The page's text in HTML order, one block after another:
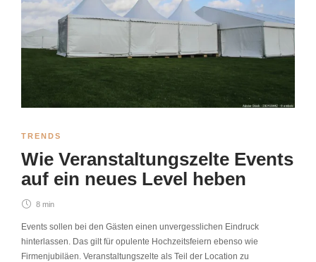
TRENDS
Wie Veranstaltungszelte Events
auf ein neues Level heben
8 min
Events sollen bei den Gästen einen unvergesslichen Eindruck
hinterlassen. Das gilt für opulente Hochzeitsfeiern ebenso wie
Firmenjubiläen. Veranstaltungszelte als Teil der Location zu